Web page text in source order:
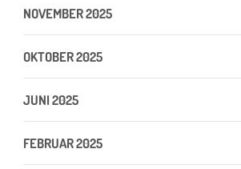
NOVEMBER 2025
OKTOBER 2025
JUNI 2025
FEBRUAR 2025